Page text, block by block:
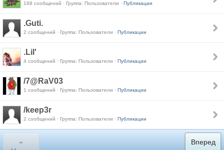
168 сообщений · Группа: Пользователи · Публикации
.Guti.
2 сообщений · Группа: Пользователи · Публикации
.Lil'
4 сообщений · Группа: Пользователи · Публикации
/7@RaV03
1 сообщений · Группа: Пользователи · Публикации
/keep3r
2 сообщений · Группа: Пользователи · Публикации
«
Вперед